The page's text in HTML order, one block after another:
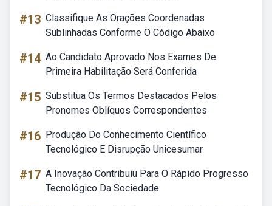
#13 Classifique As Orações Coordenadas
Sublinhadas Conforme O Código Abaixo
#14 Ao Candidato Aprovado Nos Exames De
Primeira Habilitação Será Conferida
#15 Substitua Os Termos Destacados Pelos
Pronomes Oblíquos Correspondentes
#16 Produção Do Conhecimento Científico
Tecnológico E Disrupção Unicesumar
#17 A Inovação Contribuiu Para O Rápido Progresso
Tecnológico Da Sociedade